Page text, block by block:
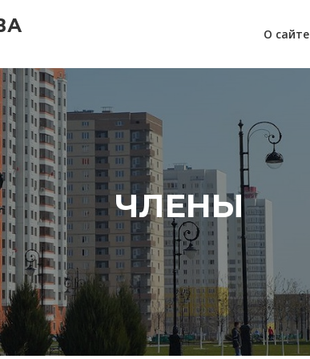
О сайте
ЧЛЕНЫ